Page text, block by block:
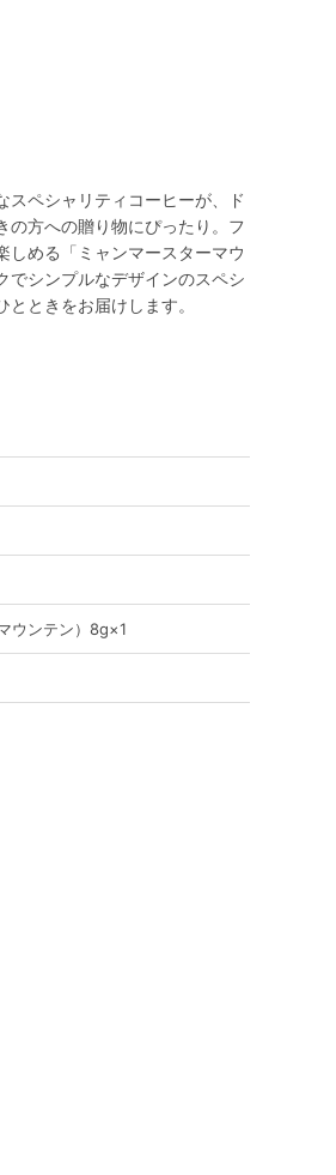
スペシャリティコーヒーが、ド
の方への贈り物にぴったり。フ
しめる「ミャンマースターマウ
でシンプルなデザインのスペシ
ときをお届けします。
ウンテン）8g×1